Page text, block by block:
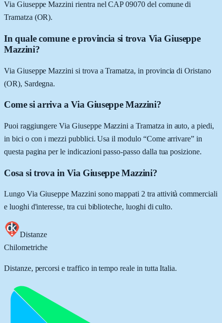
Via Giuseppe Mazzini rientra nel CAP 09070 del comune di
Tramatza (OR).
In quale comune e provincia si trova Via Giuseppe
Mazzini?
Via Giuseppe Mazzini si trova a Tramatza, in provincia di Oristano
(OR), Sardegna.
Come si arriva a Via Giuseppe Mazzini?
Puoi raggiungere Via Giuseppe Mazzini a Tramatza in auto, a piedi,
in bici o con i mezzi pubblici. Usa il modulo “Come arrivare” in
questa pagina per le indicazioni passo-passo dalla tua posizione.
Cosa si trova in Via Giuseppe Mazzini?
Lungo Via Giuseppe Mazzini sono mappati 2 tra attività commerciali
e luoghi d'interesse, tra cui biblioteche, luoghi di culto.
Distanze
Chilometriche
Distanze, percorsi e traffico in tempo reale in tutta Italia.